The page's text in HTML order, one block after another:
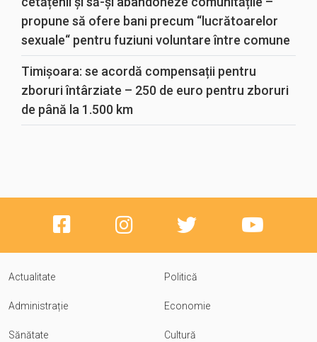
propune să ofere bani precum “lucrătoarelor
sexuale“ pentru fuziuni voluntare între comune
Timișoara: se acordă compensații pentru
zboruri întârziate – 250 de euro pentru zboruri
de până la 1.500 km
Actualitate Politică
Administrație Economie
Sănătate Cultură